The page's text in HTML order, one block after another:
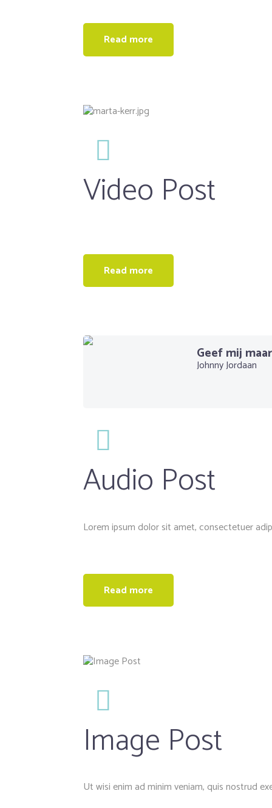
Read more
Video Post
Read more
Geef mij
Johnny Jordaan
Audio Post
Lorem ipsum dolor sit amet, consectetuer
Read more
Image Post
Ut wisi enim ad minim veniam, quis nostrud